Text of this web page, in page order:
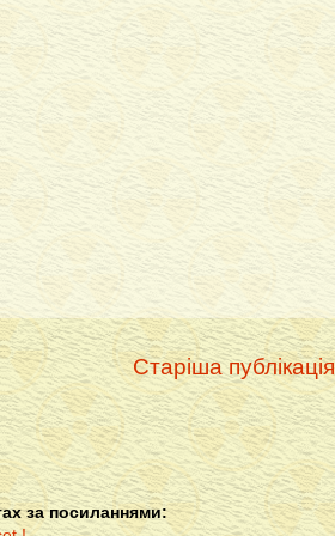
Старіша публікація
за посиланнями: